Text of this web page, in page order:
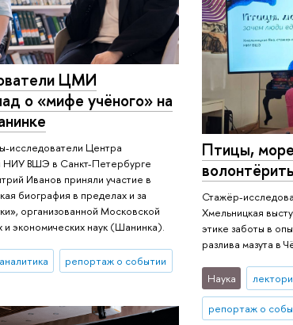
ЦМИ
о «мифе учёного» на
исследователи Центра
НИУ ВШЭ в Санкт-Петербурге
Иванов приняли участие в
биография в пределах и за
организованной Московской
экономических наук (Шанинка).
репортаж о событии
Птицы,
волонтёрить
Стажёр-
Хмельницкая
этике заботы в
разлива мазута в
Наука
репортаж о